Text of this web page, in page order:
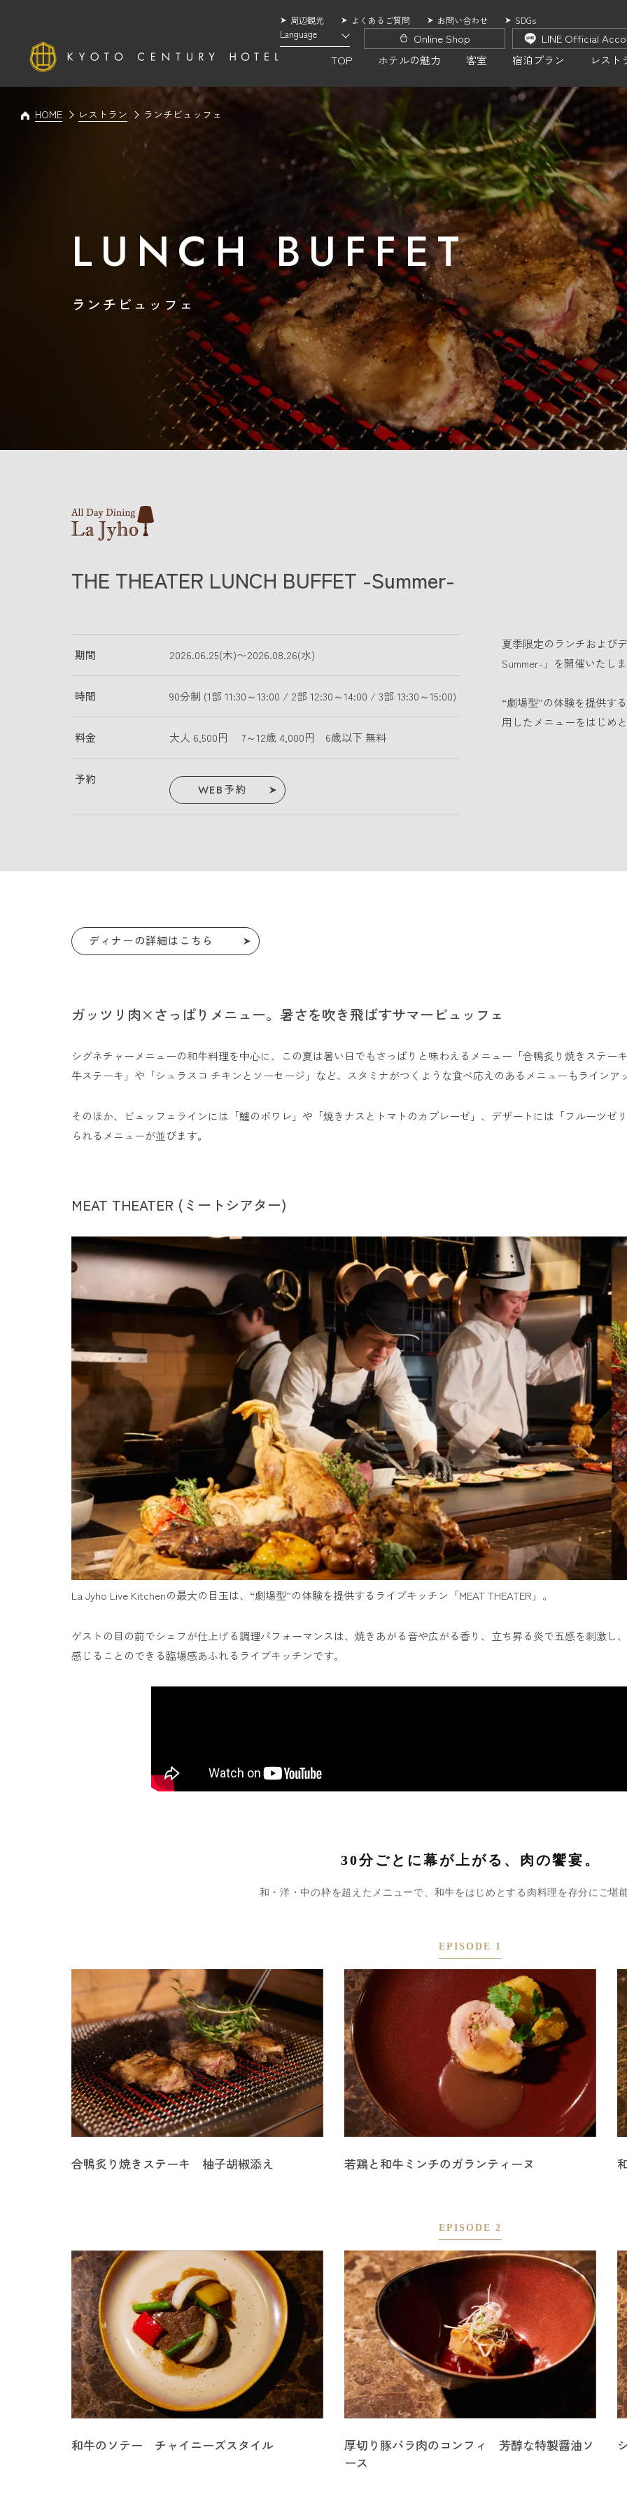
TOP ホテルの魅力 客室 宿泊プラン レスト
周辺観光 よくあるご質問 お問い合わせ SDGs
Online Shop LINE Official
Language
HOME レストラン ランチビュッフェ
LUNCH BUFFET
ランチビュッフェ
THE THEATER LUNCH BUFFET -Summer-
夏季限定のランチおよび
Summer-」を開催いたし
“劇場型”の体験を提供す
用したメニューをはじめ
期間 2026.06.25(木)〜2026.08.26(水)
時間 90分制 (1部 11:30～13:00 / 2部 12:30～14:00 / 3部 13:30～15:00)
料金 大人 6,500円 7～12歳 4,000円 6歳以下 無料
予約
WEB予約
ディナーの詳細はこちら
ガッツリ肉×さっぱりメニュー。暑さを吹き飛ばすサマービュッフェ
シグネチャーメニューの和牛料理を中心に、この夏は暑い日でもさっぱりと味わえるメニュー「合鴨炙り焼きステー
牛ステーキ」や「シュラスコ チキンとソーセージ」など、スタミナがつくような食べ応えのあるメニューもラインア
そのほか、ビュッフェラインには「鱸のポワレ」や「焼きナスとトマトのカプレーゼ」、デザートには「フルーツゼ
られるメニューが並びます。
MEAT THEATER (ミートシアター)
La Jyho Live Kitchenの最大の目玉は、“劇場型”の体験を提供するライブキッチン「MEAT THEATER」。
ゲストの目の前でシェフが仕上げる調理パフォーマンスは、焼きあがる音や広がる香り、立ち昇る炎で五感を刺激し
感じることのできる臨場感あふれるライブキッチンです。
30分ごとに幕が上がる、肉の饗宴。
和・洋・中の枠を超えたメニューで、和牛をはじめとする肉料理を存分にご堪
EPISODE 1
合鴨炙り焼きステーキ 柚子胡椒添え 若鶏と和牛ミンチのガランティーヌ
EPISODE 2
和牛のソテー チャイニーズスタイル
厚切り豚バラ肉のコンフィ 芳醇な特製醤油ソ
ース